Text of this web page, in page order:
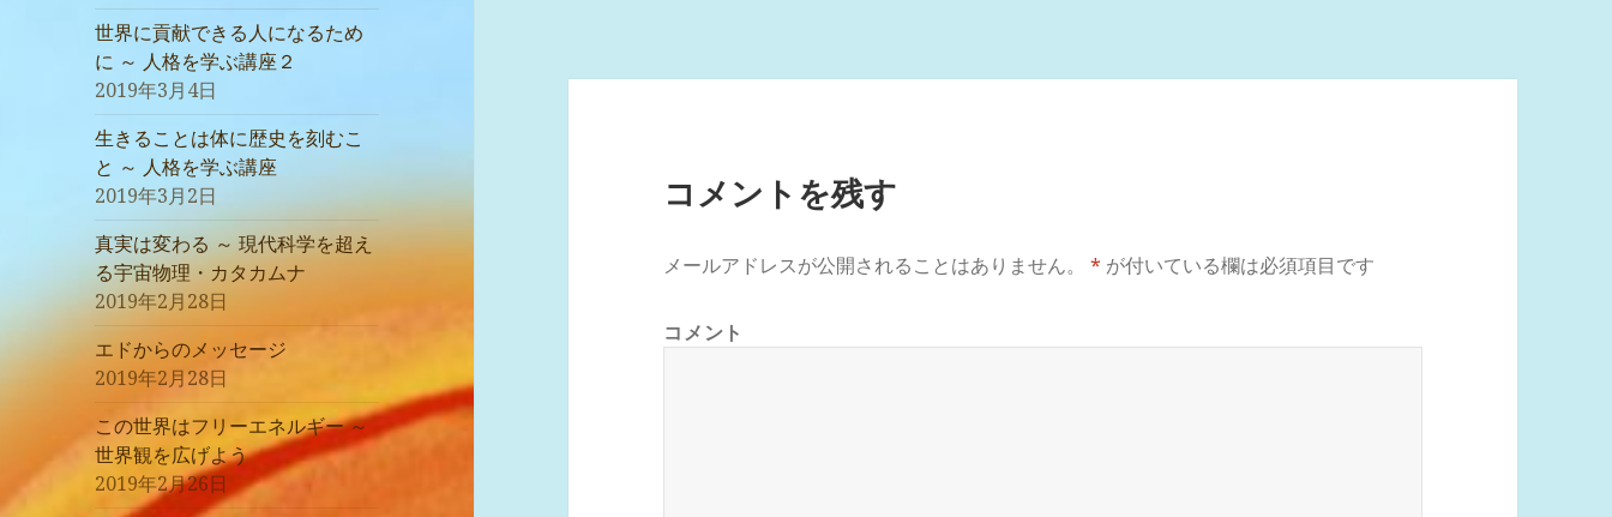
世界に貢献できる人になるため
に ～ 人格を学ぶ講座２
2019年3月4日
生きることは体に歴史を刻むこ
と ～ 人格を学ぶ講座
2019年3月2日
真実は変わる ～ 現代科学を超え
る宇宙物理・カタカムナ
2019年2月28日
エドからのメッセージ
2019年2月28日
この世界はフリーエネルギー ～
世界観を広げよう
2019年2月26日
コメントを残す
メールアドレスが公開されることはありません。 * が付いている欄は必須項目です
コメント